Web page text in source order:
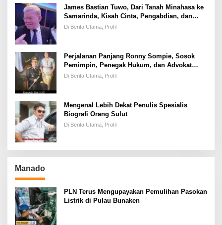
James Bastian Tuwo, Dari Tanah Minahasa ke
Samarinda, Kisah Cinta, Pengabdian, dan
Kesuksesan
Di Berita Utama, Profil
Perjalanan Panjang Ronny Sompie, Sosok
Pemimpin, Penegak Hukum, dan Advokat
Keadilan
Di Berita Utama, Profil
Mengenal Lebih Dekat Penulis Spesialis
Biografi Orang Sulut
Di Berita Utama, Profil
Manado
PLN Terus Mengupayakan Pemulihan Pasokan
Listrik di Pulau Bunaken